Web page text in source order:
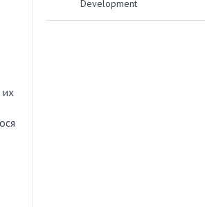
их
Development